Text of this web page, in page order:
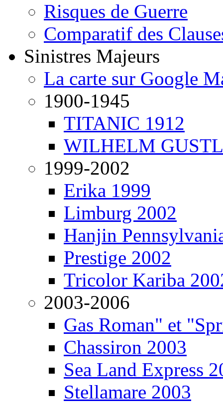
Risques de Guerre
Comparatif des
Sinistres Majeurs
La carte sur Google
1900-1945
TITANIC 1912
WILHELM
1999-2002
Erika 1999
Limburg 2002
Hanjin
Prestige 2002
Tricolor Kariba
2003-2006
Gas Roman" et
Chassiron 2003
Sea Land Express
Stellamare 2003